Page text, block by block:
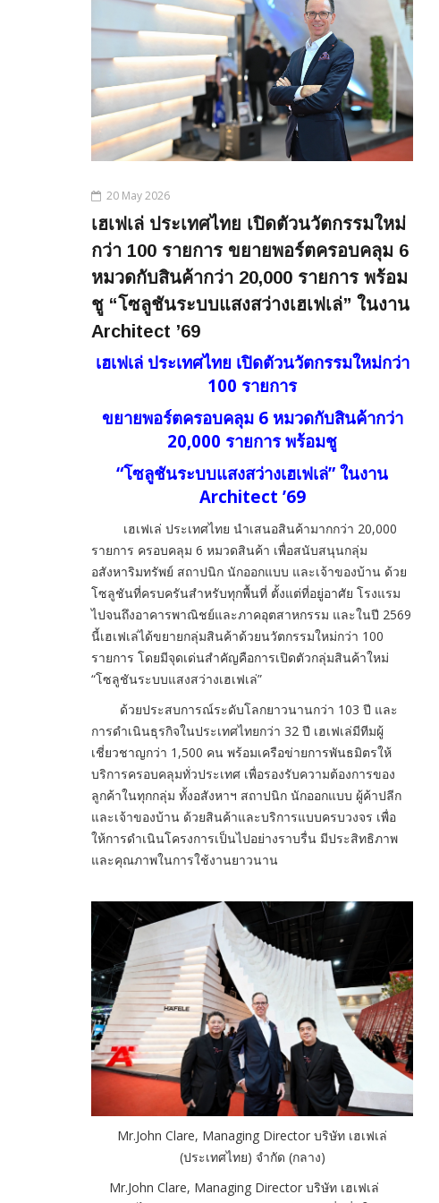
20 May 2026
เฮเฟเล่ ประเทศไทย เปิดตัวนวัตกรรมใหม่
กว่า 100 รายการ ขยายพอร์ตครอบคลุม 6
หมวดกับสินค้ากว่า 20,000 รายการ พร้อม
ชู “โซลูชันระบบแสงสว่างเฮเฟเล่” ในงาน
Architect ’69
เฮเฟเล่ ประเทศไทย เปิดตัวนวัตกรรมใหม่กว่า
100 รายการ
ขยายพอร์ตครอบคลุม 6 หมวดกับสินค้ากว่า
20,000 รายการ พร้อมชู
“โซลูชันระบบแสงสว่างเฮเฟเล่” ในงาน
Architect ’69
เฮเฟเล่ ประเทศไทย นำเสนอสินค้ามากกว่า 20,000
รายการ ครอบคลุม 6 หมวดสินค้า เพื่อสนับสนุนกลุ่ม
อสังหาริมทรัพย์ สถาปนิก นักออกแบบ และเจ้าของบ้าน ด้วย
โซลูชันที่ครบครันสำหรับทุกพื้นที่ ตั้งแต่ที่อยู่อาศัย โรงแรม
ไปจนถึงอาคารพาณิชย์และภาคอุตสาหกรรม และในปี 2569
นี้เฮเฟเล่ได้ขยายกลุ่มสินค้าด้วยนวัตกรรมใหม่กว่า 100
รายการ โดยมีจุดเด่นสำคัญคือการเปิดตัวกลุ่มสินค้าใหม่
“โซลูชันระบบแสงสว่างเฮเฟเล่”
ด้วยประสบการณ์ระดับโลกยาวนานกว่า 103 ปี และ
การดำเนินธุรกิจในประเทศไทยกว่า 32 ปี เฮเฟเล่มีทีมผู้
เชี่ยวชาญกว่า 1,500 คน พร้อมเครือข่ายการพันธมิตรให้
บริการครอบคลุมทั่วประเทศ เพื่อรองรับความต้องการของ
ลูกค้าในทุกกลุ่ม ทั้งอสังหาฯ สถาปนิก นักออกแบบ ผู้ค้าปลีก
และเจ้าของบ้าน ด้วยสินค้าและบริการแบบครบวงจร เพื่อ
ให้การดำเนินโครงการเป็นไปอย่างราบรื่น มีประสิทธิภาพ
และคุณภาพในการใช้งานยาวนาน
Mr.John Clare, Managing Director บริษัท เฮเฟเล่
(ประเทศไทย) จำกัด (กลาง)
Mr.John Clare, Managing Director บริษัท เฮเฟเล่